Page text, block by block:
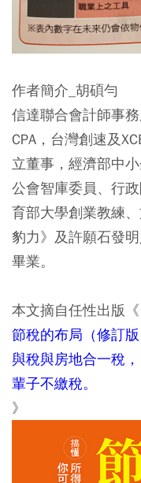
作者簡介_胡碩勻
信達聯合會計師事
CPA，台灣創速及
立董事，經濟部中
公會智庫委員、行
育部大學創業教練
豹力》及許願石發
畢業。
本文摘自任性出版《
節稅的布局（修訂
與稅與房地合一稅
輩子不繳稅。
》